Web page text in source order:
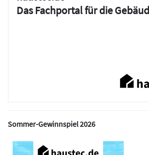
Das Fachportal für die
Sommer-Gewinnspiel 2026